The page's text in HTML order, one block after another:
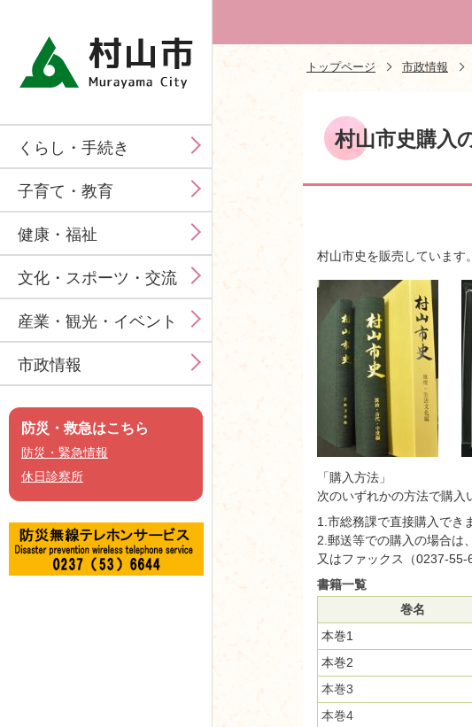
くらし・手続き
子育て・教育
健康・福祉
文化・スポーツ・交流
産業・観光・イベント
市政情報
防災・救急はこちら
防災・緊急情報
休日診察所
トップページ 市政情報
村山市史購入
村山市史を販売しています。
「購入方法」
次のいずれかの方法で購入
1.市総務課で直接購入でき
2.郵送等での購入の場合は
又はファックス（0237-55-
書籍一覧
巻名
本巻1
本巻2
本巻3
本巻4